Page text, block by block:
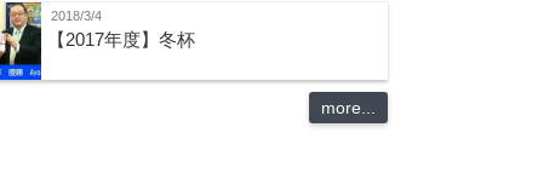
2018/3/4
【2017年度】冬杯
more...